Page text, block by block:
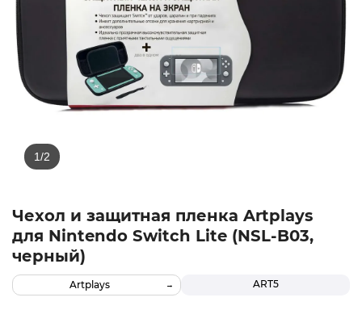
Чехол и защитная пленка Artplays
для Nintendo Switch Lite (NSL-B03,
черный)
ART5
Artplays